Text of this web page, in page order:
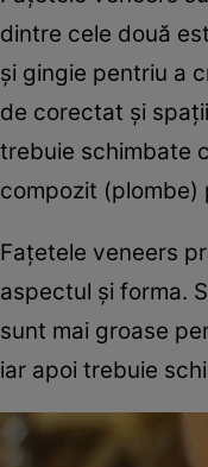
dintre cele două
şi gingie pentriu a
de corectat şi
trebuie schimbate
compozit
Faţetele veneers
aspectul şi forma.
sunt mai groase
iar apoi trebuie